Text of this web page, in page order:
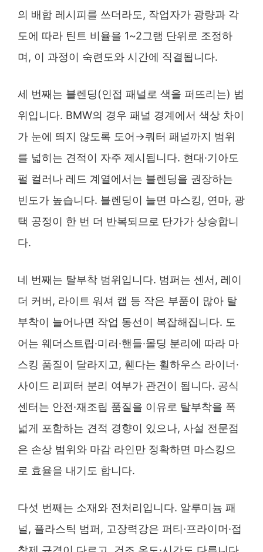
의 배합 레시피를 쓰더라도, 작업자가 광량과 각
도에 따라 틴트 비율을 1~2그램 단위로 조정하
며, 이 과정이 숙련도와 시간에 직결됩니다.
세 번째는 블렌딩(인접 패널로 색을 퍼뜨리는) 범
위입니다. BMW의 경우 패널 경계에서 색상 차이
가 눈에 띄지 않도록 도어→쿼터 패널까지 범위
를 넓히는 견적이 자주 제시됩니다. 현대·기아도
펄 컬러나 레드 계열에서는 블렌딩을 권장하는
빈도가 높습니다. 블렌딩이 늘면 마스킹, 연마, 광
택 공정이 한 번 더 반복되므로 단가가 상승합니
다.
네 번째는 탈부착 범위입니다. 범퍼는 센서, 레이
더 커버, 라이트 워셔 캡 등 작은 부품이 많아 탈
부착이 늘어나면 작업 동선이 복잡해집니다. 도
어는 웨더스트립·미러·핸들·몰딩 분리에 따라 마
스킹 품질이 달라지고, 휀다는 휠하우스 라이너·
사이드 리피터 분리 여부가 관건이 됩니다. 공식
센터는 안전·재조립 품질을 이유로 탈부착을 폭
넓게 포함하는 견적 경향이 있으나, 사설 전문점
은 손상 범위와 마감 라인만 정확하면 마스킹으
로 효율을 내기도 합니다.
다섯 번째는 소재와 전처리입니다. 알루미늄 패
널, 플라스틱 범퍼, 고장력강은 퍼티·프라이머·접